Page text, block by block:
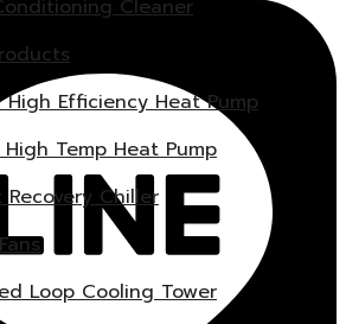
Cleaner
High Efficiency Heat Pump
High Temp Heat Pump
Recovery Chiller
Loop Cooling Tower